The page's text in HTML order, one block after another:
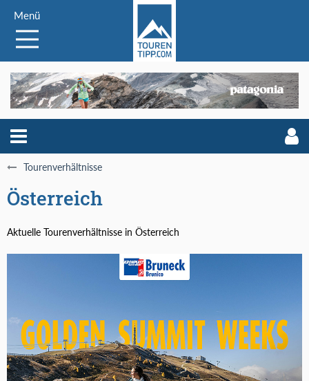
Menü
Tourenverhältnisse
Österreich
Aktuelle Tourenverhältnisse in Österreich